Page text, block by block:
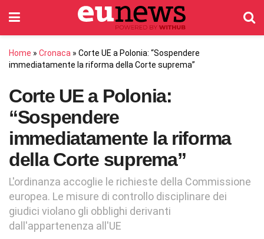
Home » Cronaca » Corte UE a Polonia: “Sospendere
immediatamente la riforma della Corte suprema”
Corte UE a Polonia:
“Sospendere
immediatamente la riforma
della Corte suprema”
L'ordinanza accoglie le richieste della Commissione
europea. Le misure di controllo disciplinare dei
giudici violano gli obblighi derivanti
dall'appartenenza all'UE